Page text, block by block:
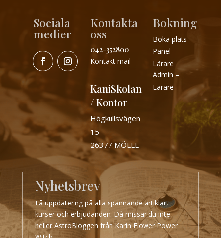
Sociala
medier
Kontakta
oss
042-352800
Kontakt mail
KaniSkolan
/ Kontor
Högkullsvägen
15
26377 MÖLLE
Bokning
Boka plats
Panel –
Lärare
Admin –
Lärare
Nyhetsbrev
Få uppdatering på alla spännande artiklar,
kurser och erbjudanden. Då missar du inte
heller AstroBloggen från Karin Flower Power